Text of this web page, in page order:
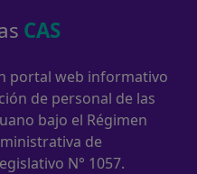
CAS
portal web informativo
de personal de las
bajo el Régimen
de
N° 1057.